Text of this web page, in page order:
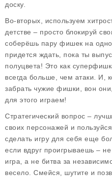
доску.
Во-вторых, используем
детстве – просто блокируй
соберёшь пару фишек на
придется ждать, пока ты
полуцвета! Это как
всегда больше, чем атаки. И,
забрать чужие фишки, вон
для этого играем!
Стратегический вопрос –
своих персонажей и
сделать игру для себя еще
если вдруг проигрываешь –
игра, а не битва за
весело. Смейся, шутите и